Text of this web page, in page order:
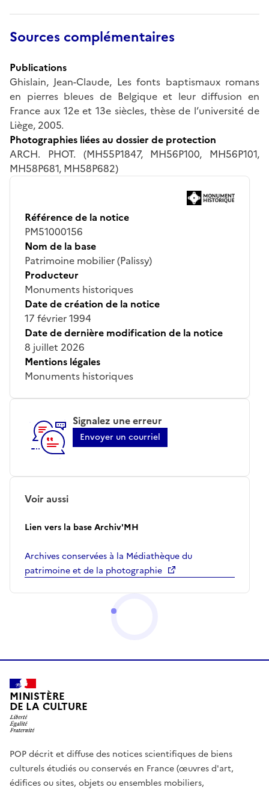
Sources complémentaires
Publications
Ghislain, Jean-Claude, Les fonts baptismaux romans
en pierres bleues de Belgique et leur diffusion en
France aux 12e et 13e siècles, thèse de l’université de
Liège, 2005.
Photographies liées au dossier de protection
ARCH. PHOT. (MH55P1847, MH56P100, MH56P101,
MH58P681, MH58P682)
Référence de la notice
PM51000156
Nom de la base
Patrimoine mobilier (Palissy)
Producteur
Monuments historiques
Date de création de la notice
17 février 1994
Date de dernière modification de la notice
8 juillet 2026
Mentions légales
Monuments historiques
Signalez une erreur
Envoyer un courriel
Voir aussi
Lien vers la base Archiv'MH
Archives conservées à la Médiathèque du
patrimoine et de la photographie
MINISTÈRE
DE LA CULTURE
POP décrit et diffuse des notices scientifiques de biens
culturels étudiés ou conservés en France (œuvres d'art,
édifices ou sites, objets ou ensembles mobiliers,